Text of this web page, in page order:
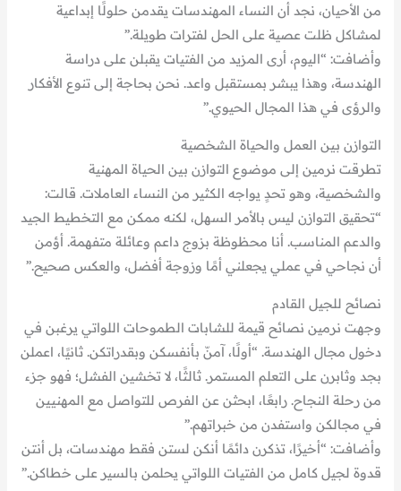
من الأحيان، نجد أن النساء المهندسات يقدمن حلولًا إبداعية
لمشاكل ظلت عصية على الحل لفترات طويلة.”
وأضافت: “اليوم، أرى المزيد من الفتيات يقبلن على دراسة
الهندسة، وهذا يبشر بمستقبل واعد. نحن بحاجة إلى تنوع الأفكار
والرؤى في هذا المجال الحيوي.”
التوازن بين العمل والحياة الشخصية
تطرقت نرمين إلى موضوع التوازن بين الحياة المهنية
والشخصية، وهو تحدٍ يواجه الكثير من النساء العاملات. قالت:
“تحقيق التوازن ليس بالأمر السهل، لكنه ممكن مع التخطيط الجيد
والدعم المناسب. أنا محظوظة بزوج داعم وعائلة متفهمة. أؤمن
أن نجاحي في عملي يجعلني أمًا وزوجة أفضل، والعكس صحيح.”
نصائح للجيل القادم
وجهت نرمين نصائح قيمة للشابات الطموحات اللواتي يرغبن في
دخول مجال الهندسة. “أولًا، آمنّ بأنفسكن وبقدراتكن. ثانيًا، اعملن
بجد وثابرن على التعلم المستمر. ثالثًا، لا تخشين الفشل؛ فهو جزء
من رحلة النجاح. رابعًا، ابحثن عن الفرص للتواصل مع المهنيين
في مجالكن واستفدن من خبراتهم.”
وأضافت: “أخيرًا، تذكرن دائمًا أنكن لستن فقط مهندسات، بل أنتن
قدوة لجيل كامل من الفتيات اللواتي يحلمن بالسير على خطاكن.”